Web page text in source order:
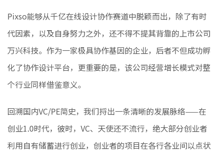
Pixso能够从千亿在线设计协作赛道中脱颖而出，除了有时
代因素，以及自身努力之外，还不得不提其背靠的上市公司
万兴科技。作为一家极具协作基因的企业，后者不但成功孵
化了协作设计平台，更重要的是，该公司经营增长模式对整
个行业同样借鉴意义。
回溯国内VC/PE简史，我们捋出一条清晰的发展脉络——在
创业1.0时代，彼时，VC、天使还不流行，绝大部分创业者
利用自有储蓄进行创业，创业者的项目在各行各业间以点状